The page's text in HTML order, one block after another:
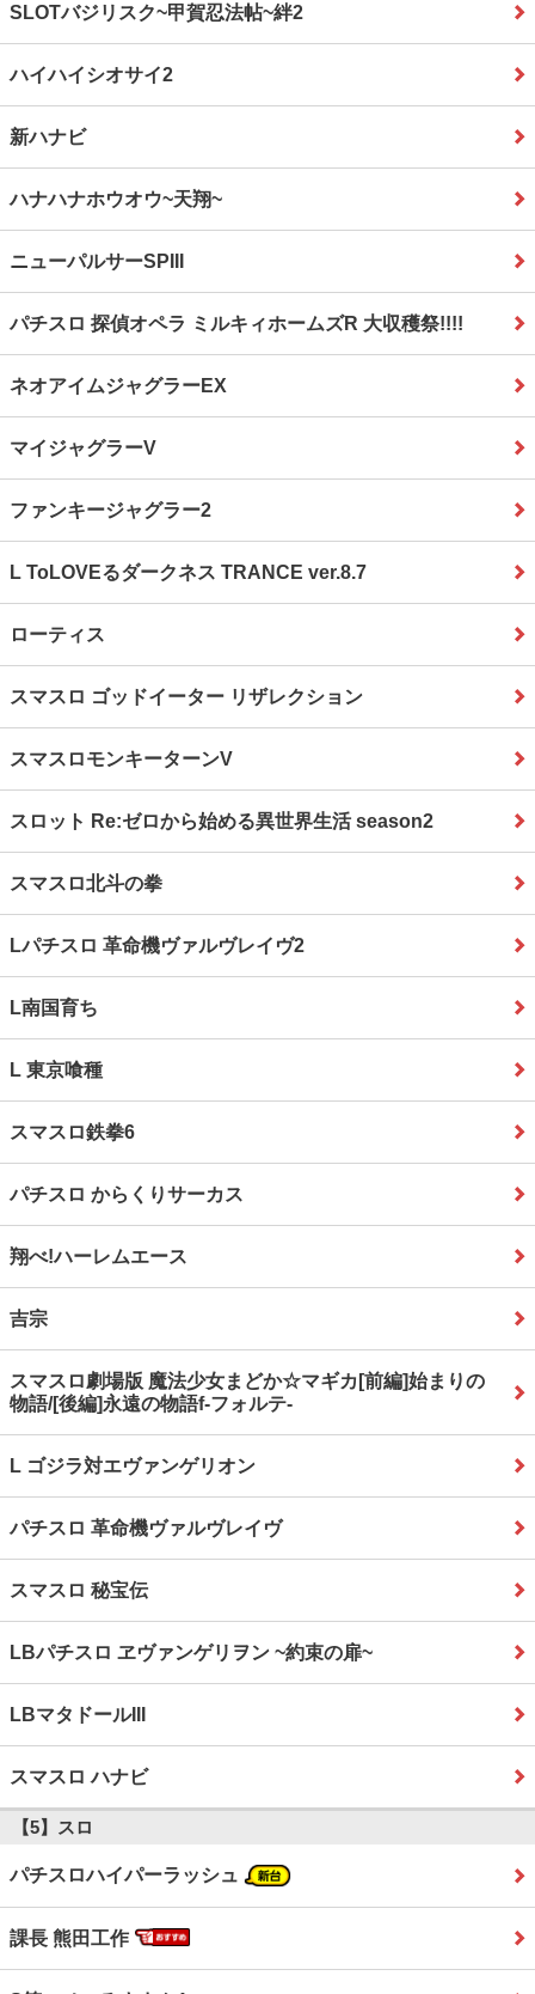
SLOTバジリスク~甲賀忍法帖~絆2
ハイハイシオサイ2
新ハナビ
ハナハナホウオウ~天翔~
ニューパルサーSPIII
パチスロ 探偵オペラ ミルキィホームズR 大収穫祭!!!!
ネオアイムジャグラーEX
マイジャグラーV
ファンキージャグラー2
L ToLOVEるダークネス TRANCE ver.8.7
ローティス
スマスロ ゴッドイーター リザレクション
スマスロモンキーターンV
スロット Re:ゼロから始める異世界生活 season2
スマスロ北斗の拳
Lパチスロ 革命機ヴァルヴレイヴ2
L南国育ち
L 東京喰種
スマスロ鉄拳6
パチスロ からくりサーカス
翔べ!ハーレムエース
吉宗
スマスロ劇場版 魔法少女まどか☆マギカ[前編]始まりの
物語/[後編]永遠の物語f‐フォルテ‐
L ゴジラ対エヴァンゲリオン
パチスロ 革命機ヴァルヴレイヴ
スマスロ 秘宝伝
LBパチスロ ヱヴァンゲリヲン ~約束の扉~
LBマタドールIII
スマスロ ハナビ
【5】スロ
パチスロハイパーラッシュ
課長 熊田工作